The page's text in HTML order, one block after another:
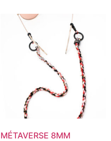
MÉTAVERSE 8MM